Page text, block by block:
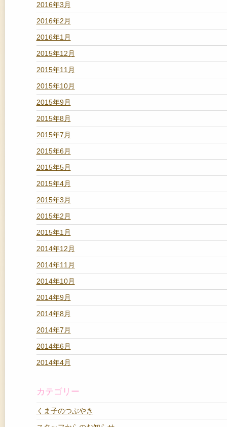
2016年3月
2016年2月
2016年1月
2015年12月
2015年11月
2015年10月
2015年9月
2015年8月
2015年7月
2015年6月
2015年5月
2015年4月
2015年3月
2015年2月
2015年1月
2014年12月
2014年11月
2014年10月
2014年9月
2014年8月
2014年7月
2014年6月
2014年4月
カテゴリー
くま子のつぶやき